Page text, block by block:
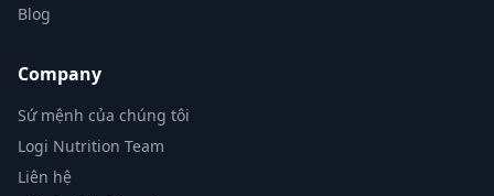
Blog
Company
Sứ mệnh của chúng tôi
Logi Nutrition Team
Liên hệ